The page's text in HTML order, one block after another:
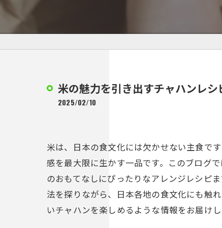
米の魅力を引き出すチャハンレシ
2025/02/10
米は、日本の食文化には欠かせない主食で
感を最大限に生かす一品です。このブログ
のおもてなしにぴったりなアレンジレシピ
法を探りながら、日本各地の食文化にも触
いチャハンを楽しめるような情報をお届け